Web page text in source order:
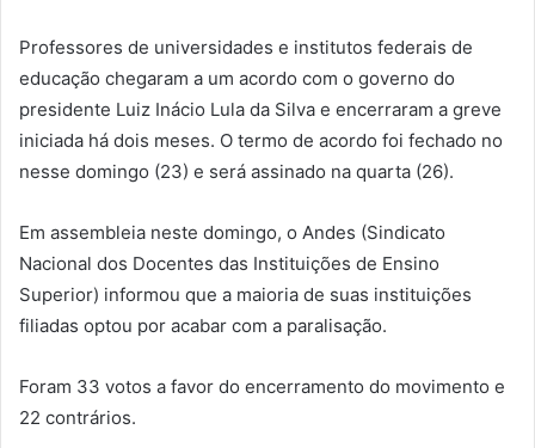
Professores de universidades e institutos federais de
educação chegaram a um acordo com o governo do
presidente Luiz Inácio Lula da Silva e encerraram a greve
iniciada há dois meses. O termo de acordo foi fechado no
nesse domingo (23) e será assinado na quarta (26).
Em assembleia neste domingo, o Andes (Sindicato
Nacional dos Docentes das Instituições de Ensino
Superior) informou que a maioria de suas instituições
filiadas optou por acabar com a paralisação.
Foram 33 votos a favor do encerramento do movimento e
22 contrários.